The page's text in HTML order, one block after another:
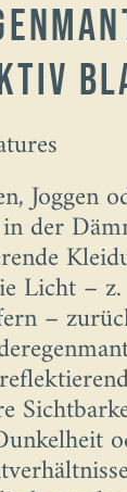
Joggen
der
Licht –
–